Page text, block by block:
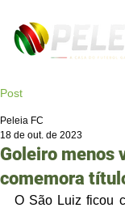
Post
Goleiro menos
comemora
Peleia FC
18 de out. de 2023
O São Luiz ficou